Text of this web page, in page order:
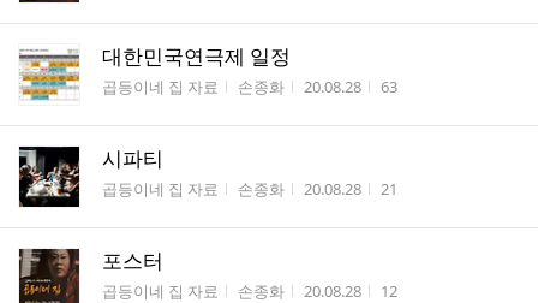
대한민국연극제 일정
게시판명
곱등이네 집 자료 작성자
손종화 작성시간
20.08.28 조회수
63
시파티
게시판명
곱등이네 집 자료 작성자
손종화 작성시간
20.08.28 조회수
21
포스터
게시판명
곱등이네 집 자료 작성자
손종화 작성시간
20.08.28 조회수
12